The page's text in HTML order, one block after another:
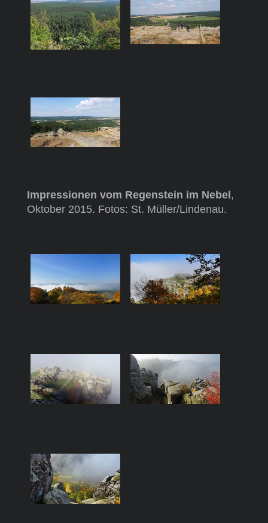
Impressionen vom Regenstein im Nebel ,
Oktober 2015. Fotos: St. Müller/Lindenau.